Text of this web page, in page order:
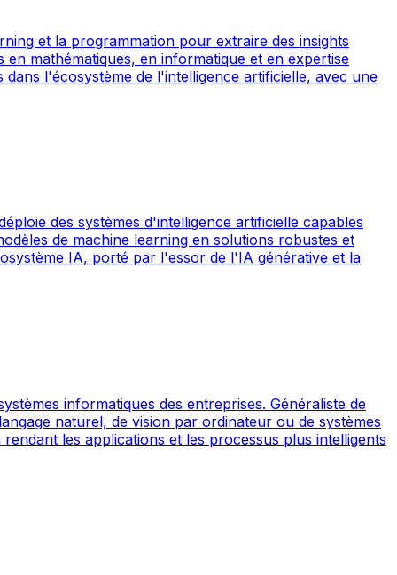
et la programmation pour extraire des insights
mathématiques, en informatique et en expertise
l'écosystème de l'intelligence artificielle, avec une
des systèmes d'intelligence artificielle capables
de machine learning en solutions robustes et
IA, porté par l'essor de l'IA générative et la
informatiques des entreprises. Généraliste de
naturel, de vision par ordinateur ou de systèmes
les applications et les processus plus intelligents